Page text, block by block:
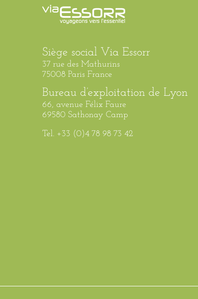
Siège social Via Essorr
37 rue des Mathurins
75008 Paris France
Bureau d’exploitation de Lyon
66, avenue Félix Faure
69580 Sathonay Camp
Tel. +33 (0)4 78 98 73 42